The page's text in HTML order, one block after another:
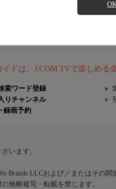
イドは、J:COM TVで楽しめる
索ワード登録
りチャンネル
録画予約
います。
Brands LLCおよび／またはその
無断複写・転載を禁じます。